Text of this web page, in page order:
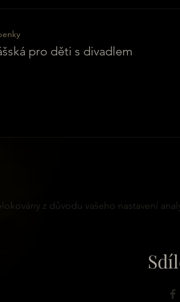
pro děti s divadlem
z důvodu vašeho nastavení